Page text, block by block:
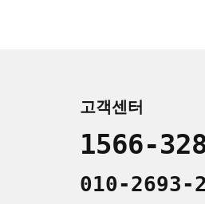
고객센터
1566-
010-2693-